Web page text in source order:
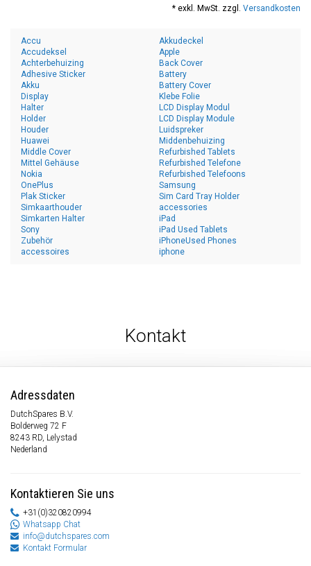
* exkl. MwSt. zzgl. Versandkosten
Accu
Accudeksel
Achterbehuizing
Adhesive Sticker
Akku
Akkudeckel
Apple
Back Cover
Battery
Battery Cover
Display
Halter
Holder
Houder
Huawei
Klebe Folie
LCD Display Modul
LCD Display Module
Luidspreker
Middenbehuizing
Middle Cover
Mittel Gehäuse
Nokia
OnePlus
Plak Sticker
Refurbished Tablets
Refurbished Telefone
Refurbished Telefoons
Samsung
Sim Card Tray Holder
Simkaarthouder
Simkarten Halter
Sony
Zubehör
accessoires
accessories
iPad
iPad Used Tablets
iPhoneUsed Phones
iphone
Kontakt
Adressdaten
DutchSpares B.V.
Bolderweg 72 F
8243 RD, Lelystad
Nederland
Kontaktieren Sie uns
+31(0)320820994
Whatsapp Chat
info@dutchspares.com
Kontakt Formular